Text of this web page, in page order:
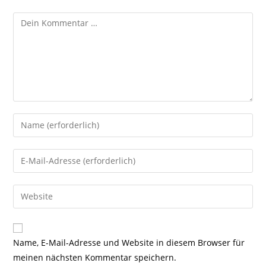
Kommentar
Gib
deinen
Namen
oder
zum
Kommentieren
ein
Gib
deine
E-
Mail-
zum
Kommentieren
ein
Gib
deine
Website-
URL
Name, E-Mail-Adresse und Website in diesem Browser für
meinen nächsten Kommentar speichern.